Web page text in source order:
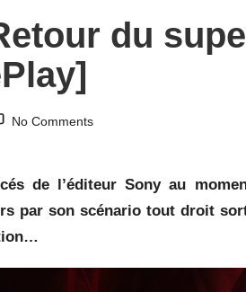
du
No Comments
de l’éditeur Sony au
par son scénario tout droit